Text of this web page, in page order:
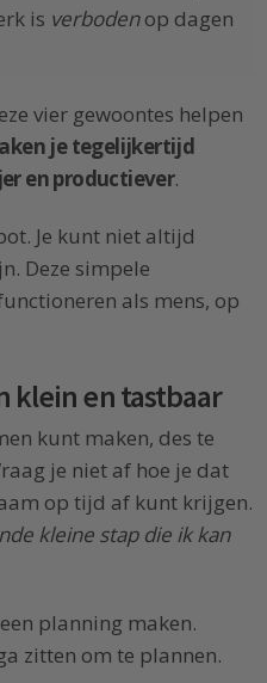
is verbodenop dagen
vier gewoontes helpen
je tegelijkertijd
en productiever.
Je kunt niet altijd
Deze simpele
als mens, op
klein en tastbaar
kunt maken, des te
je niet af hoe je dat
op tijd af kunt krijgen.
kleine stap die ik kan
planning maken.
zitten om te plannen.